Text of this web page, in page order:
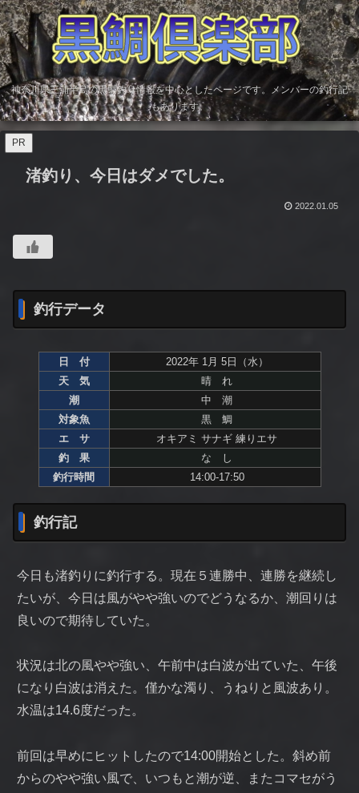
神奈川県三浦半島の黒鯛釣り情報を中心としたページです。メンバーの釣行記
もあります。
PR
渚釣り、今日はダメでした。
2022.01.05
釣行データ
日 付
2022年 1月 5日（水）
天 気
晴 れ
潮
中 潮
対象魚
黒 鯛
エ サ
オキアミ サナギ 練りエサ
釣 果
な し
釣行時間
14:00-17:50
釣行記
今日も渚釣りに釣行する。現在５連勝中、連勝を継続し
たいが、今日は風がやや強いのでどうなるか、潮回りは
良いので期待していた。
状況は北の風やや強い、午前中は白波が出ていた、午後
になり白波は消えた。僅かな濁り、うねりと風波あり。
水温は14.6度だった。
前回は早めにヒットしたので14:00開始とした。斜め前
からのやや強い風で、いつもと潮が逆、またコマセがう